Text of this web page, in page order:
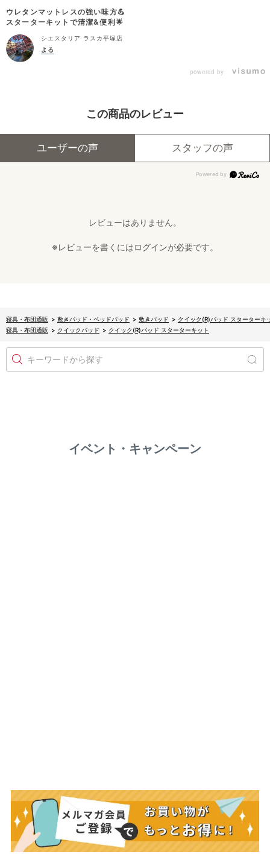
ウレタンマットレスの強い味方💪
スターターキットで清潔&便利🌟
シエスタリア ラスカ平塚店
よる
powered by
この商品のレビュー
ユーザーの声 スタッフの声
レビューはありません。
※レビューを書くにはログインが必要です。
寝具・布団通販 > 敷きパッド・ベッドパッド > 敷きパッド > クイック(R)パッド スターターキ
寝具・布団通販 > クイックパッド > クイック(R)パッド スターターキット
キーワードから探す
イベント・キャンペーン